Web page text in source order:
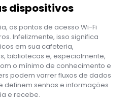
dispositivos
os pontos de acesso Wi-Fi
Infelizmente, isso significa
em sua cafeteria,
bibliotecas e, especialmente,
o mínimo de conhecimento e
podem varrer fluxos de dados
definem senhas e informações
e recebe.